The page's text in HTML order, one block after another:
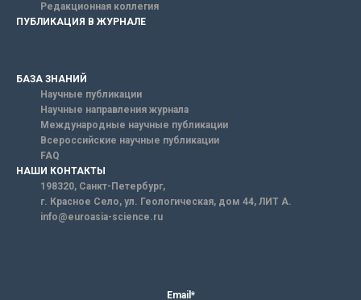
Редакционная коллегия
ПУБЛИКАЦИЯ В ЖУРНАЛЕ
БАЗА ЗНАНИЙ
Научные публикации
Научные направления журнала
Международные научные публикации
Всероссийские научные публикации
FAQ
НАШИ КОНТАКТЫ
198320, Санкт-Петербург,
г. Красное Село, ул. Геологическая, дом 44, ЛИТ А.
info@euroasia-science.ru
Email*